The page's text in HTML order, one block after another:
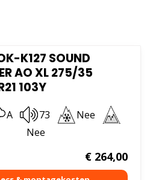
K127 SOUND
AO XL 275/35
103Y
A 73
Nee
Nee
€264,00